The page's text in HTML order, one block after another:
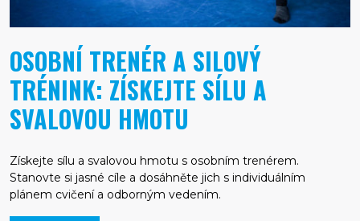
OSOBNÍ TRENÉR A SILOVÝ
TRÉNINK: ZÍSKEJTE SÍLU A
SVALOVOU HMOTU
Získejte sílu a svalovou hmotu s osobním trenérem.
Stanovte si jasné cíle a dosáhněte jich s individuálním
plánem cvičení a odborným vedením.